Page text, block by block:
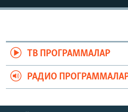
ТВ ПРОГРАММАЛАР
РАДИО